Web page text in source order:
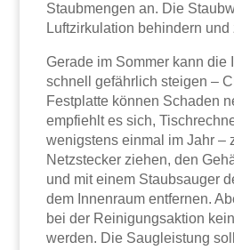
Staubmengen an. Die
Luftzirkulation behindern und
Gerade im Sommer kann die
schnell gefährlich steigen –
Festplatte können Schaden
empfiehlt es sich,
wenigstens einmal im Jahr –
Netzstecker ziehen, den
und mit einem Staubsauger
dem Innenraum entfernen.
bei der Reinigungsaktion
werden. Die Saugleistung